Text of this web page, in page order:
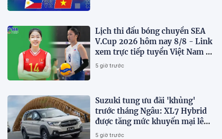
Lịch thi đấu bóng chuyền SEA
V.Cup 2026 hôm nay 8/8 - Link
xem trực tiếp tuyển Việt Nam vs
Philippines
5 giờ trước
Suzuki tung ưu đãi 'khủng'
trước tháng Ngâu: XL7 Hybrid
được tăng mức khuyến mại lên
75 triệu đồng
5 giờ trước